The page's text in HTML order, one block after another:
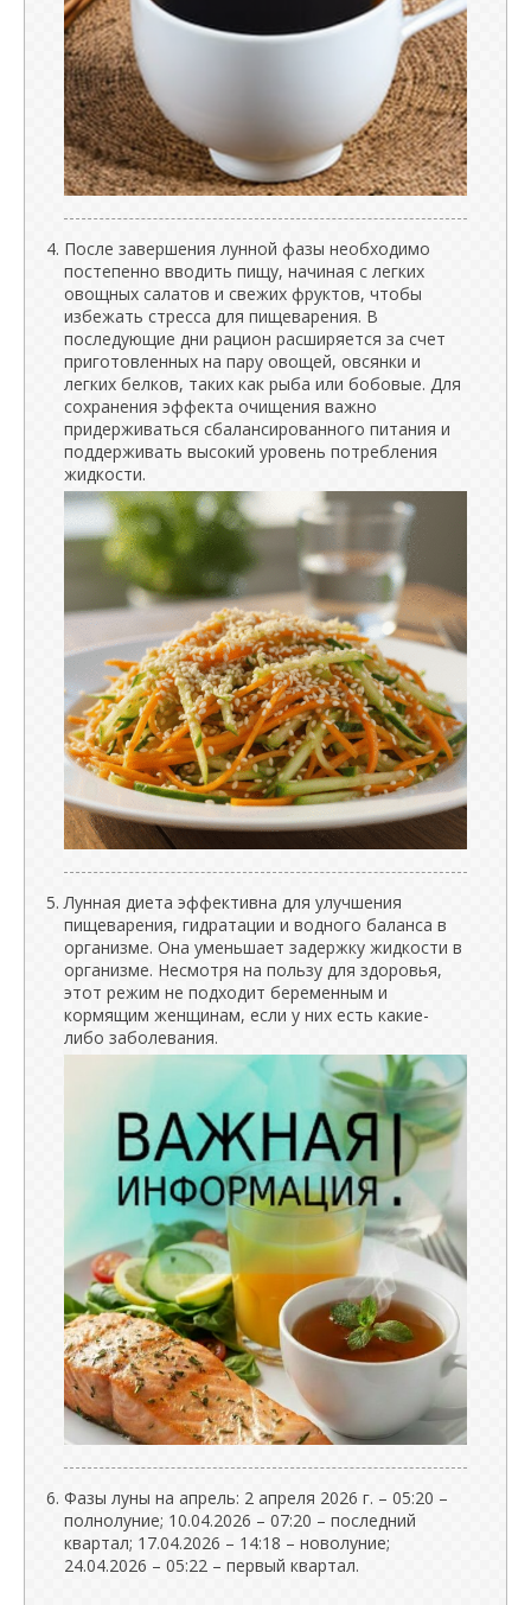
После завершения лунной фазы необходимо
постепенно вводить пищу, начиная с легких
овощных салатов и свежих фруктов, чтобы
избежать стресса для пищеварения. В
последующие дни рацион расширяется за счет
приготовленных на пару овощей, овсянки и
легких белков, таких как рыба или бобовые. Для
сохранения эффекта очищения важно
придерживаться сбалансированного питания и
поддерживать высокий уровень потребления
жидкости.
Лунная диета эффективна для улучшения
пищеварения, гидратации и водного баланса в
организме. Она уменьшает задержку жидкости в
организме. Несмотря на пользу для здоровья,
этот режим не подходит беременным и
кормящим женщинам, если у них есть какие-
либо заболевания.
Фазы луны на апрель: 2 апреля 2026 г. – 05:20 –
полнолуние; 10.04.2026 – 07:20 – последний
квартал; 17.04.2026 – 14:18 – новолуние;
24.04.2026 – 05:22 – первый квартал.